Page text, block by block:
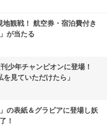
観戦！ 航空券・宿泊費付き
が当たる
少年チャンピオンに登場！
を見ていただけたら」
の表紙＆グラビアに登場し妖
！